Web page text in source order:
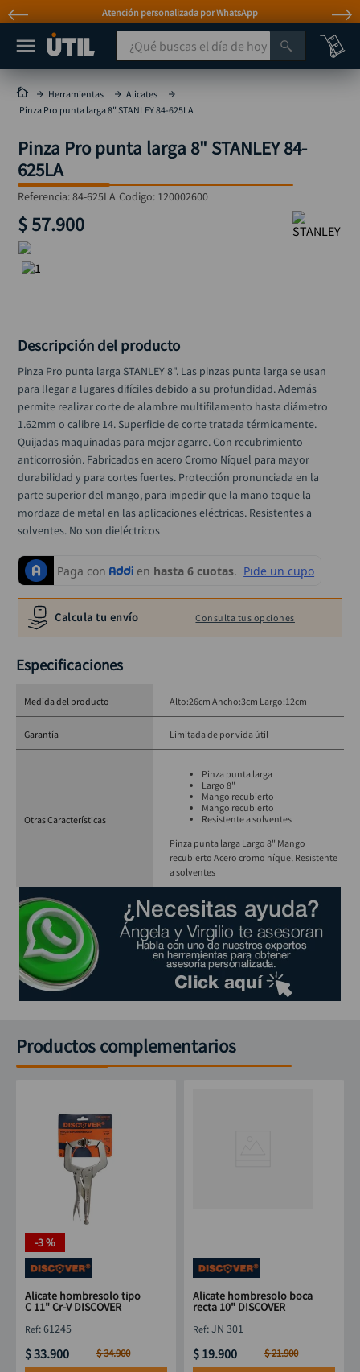
Atención personalizada por WhatsApp
¿Qué buscas el día de hoy?
Herramientas
Alicates
Pinza Pro punta larga 8" STANLEY 84-625LA
Pinza Pro punta larga 8" STANLEY 84-
625LA
Referencia:84-625LA Codigo: 120002600
$57.900
Descripción del producto
Pinza Pro punta larga STANLEY 8". Las pinzas punta larga se usan
para llegar a lugares difíciles debido a su profundidad. Además
permite realizar corte de alambre multifilamento hasta diámetro
1.62mm o calibre 14. Superficie de corte tratada térmicamente.
Quijadas maquinadas para mejor agarre. Con recubrimiento
anticorrosión. Fabricados en acero Cromo Níquel para mayor
durabilidad y para cortes fuertes. Protección pronunciada en la
parte superior del mango, para impedir que la mano toque la
mordaza de metal en las aplicaciones eléctricas. Resistentes a
solventes. No son dieléctricos
Calcula tu envío Consulta tus opciones
Especificaciones
Medida del producto Alto:26cm Ancho:3cm Largo:12cm
Garantía Limitada de por vida útil
Otras Características
Pinza punta larga
Largo 8"
Mango recubierto
Mango recubierto
Resistente a solventes
Pinza punta larga Largo 8" Mango
recubierto Acero cromo níquel Resistente
a solventes
Productos complementarios
-3 %
Alicate hombresolo tipo
C 11" Cr-V DISCOVER
:61245
$33.900 $34.900
Alicate hombresolo boca
recta 10" DISCOVER
:JN 301
$ 19.900 $21.900
MÁS BUSCADOS
taladro
taladros pulidoras
compresor
llave
sierra circular
ruteadora
rueda
alicate